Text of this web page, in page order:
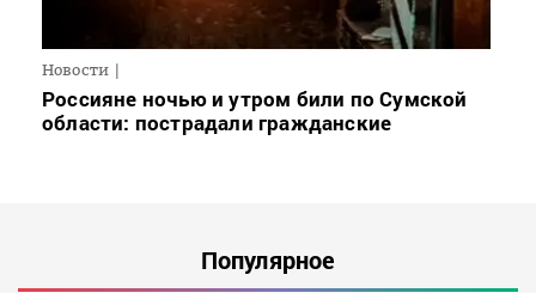
Новости
Россияне ночью и утром били по Сумской
области: пострадали гражданские
Популярное